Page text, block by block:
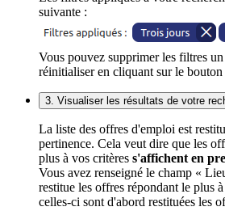
suivante :
Vous pouvez supprimer les filtres
réinitialiser en cliquant sur le
3. Visualiser les résultats de votre
La liste des offres d'emploi est
pertinence. Cela veut dire que les
plus à vos critères s'affichent en
Vous avez renseigné le champ «
restitue les offres répondant le plus
celles-ci sont d'abord restituées les